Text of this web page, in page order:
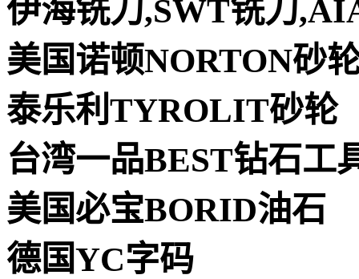
伊海铣刀,SWT铣刀
美国诺顿NORTON砂
泰乐利TYROLIT砂轮
台湾一品BEST钻石工
美国必宝BORID油石
德国YC字码